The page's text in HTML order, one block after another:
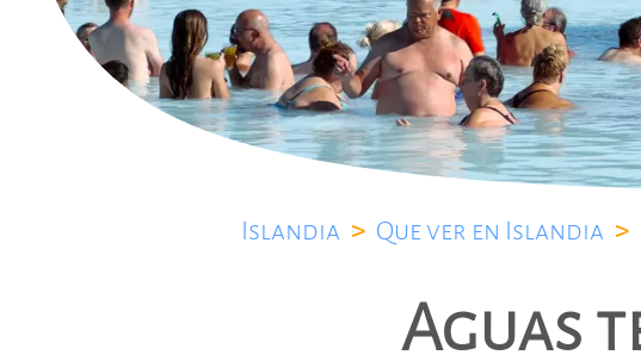
Islandia > Que ver en Islandia >
Aguas